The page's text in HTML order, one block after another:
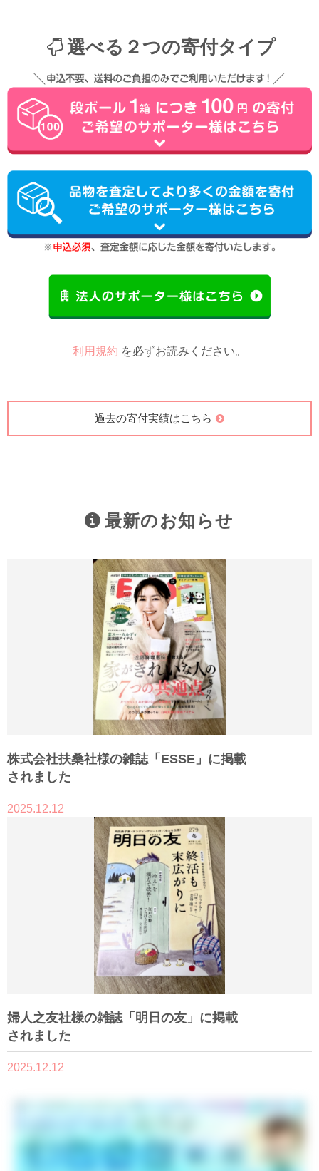
選べる２つの寄付タイプ
利用規約 を必ずお読みください。
過去の寄付実績はこちら
最新のお知らせ
株式会社扶桑社様の雑誌「ESSE」に掲載
されました
2025.12.12
婦人之友社様の雑誌「明日の友」に掲載
されました
2025.12.12